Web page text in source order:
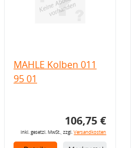
MAHLE Kolben 011
95 01
106,75 €
inkl. gesetzl. MwSt., zzgl.Versandkosten